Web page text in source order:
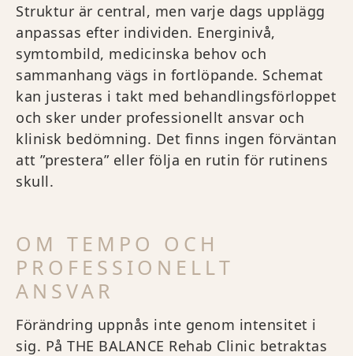
Struktur är central, men varje dags upplägg
anpassas efter individen. Energinivå,
symtombild, medicinska behov och
sammanhang vägs in fortlöpande. Schemat
kan justeras i takt med behandlingsförloppet
och sker under professionellt ansvar och
klinisk bedömning. Det finns ingen förväntan
att ”prestera” eller följa en rutin för rutinens
skull.
OM TEMPO OCH
PROFESSIONELLT
ANSVAR
Förändring uppnås inte genom intensitet i
sig. På THE BALANCE Rehab Clinic betraktas